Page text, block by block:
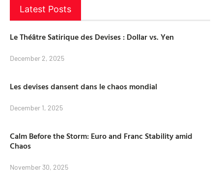
Latest Posts
Le Théâtre Satirique des Devises : Dollar vs. Yen
December 2, 2025
Les devises dansent dans le chaos mondial
December 1, 2025
Calm Before the Storm: Euro and Franc Stability amid
Chaos
November 30, 2025